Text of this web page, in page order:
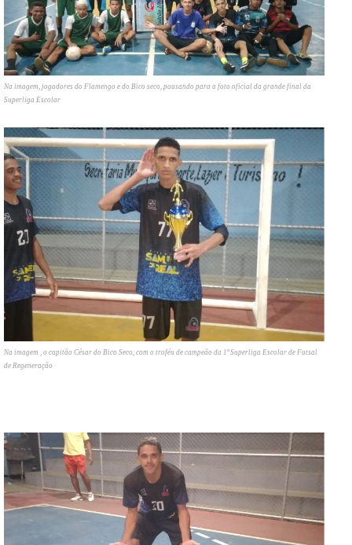
Na imagem, jogadores do Flamengo e do Bico seco, pousando para a foto oficial da grande final da
Superliga Escolar
Na imagem , o capitão César do Bico Seco, com o troféu de campeão da 1ª Superliga Escolar de Futsal
de Regeneração